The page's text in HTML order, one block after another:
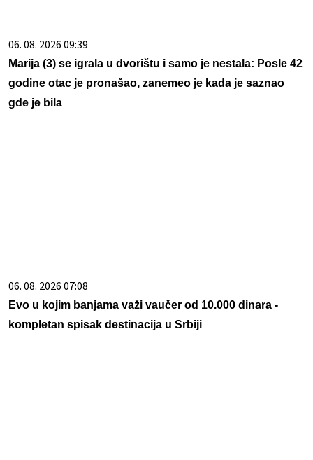
06. 08. 2026 09:39
Marija (3) se igrala u dvorištu i samo je nestala: Posle 42
godine otac je pronašao, zanemeo je kada je saznao
gde je bila
06. 08. 2026 07:08
Evo u kojim banjama važi vaučer od 10.000 dinara -
kompletan spisak destinacija u Srbiji